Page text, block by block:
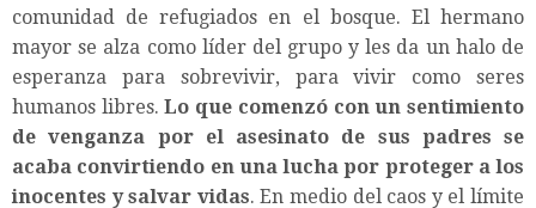
comunidad de refugiados en el bosque. El hermano
mayor se alza como líder del grupo y les da un halo de
esperanza para sobrevivir, para vivir como seres
humanos libres.Lo que comenzó con un sentimiento
de venganza por el asesinato de sus padres se
acaba convirtiendo en una lucha por proteger a los
inocentes y salvar vidas. En medio del caos y el límite